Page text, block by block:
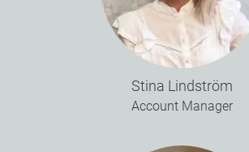
Stina Lindström
Account Manager